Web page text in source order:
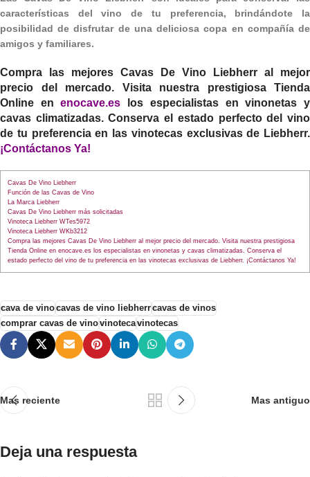
características del vino de tu preferencia, brindándote la
posibilidad de disfrutar de una deliciosa copa en compañía de
amigos y familiares.
Compra las mejores Cavas De Vino Liebherr al mejor
precio del mercado. Visita nuestra prestigiosa Tienda
Online enenocave.es los especialistas en vinonetas y
cavas climatizadas. Conserva el estado perfecto del vino
de tu preferencia en las vinotecas exclusivas de Liebherr.
¡Contáctanos Ya!
Cavas De Vino Liebherr
Función de las Cavas de Vino
La Marca Liebherr
Cavas De Vino Liebherr más solicitadas
Vinoteca Liebherr WTes5972
Vinoteca Liebherr WKb3212
Compra las mejores Cavas De Vino Liebherr al mejor precio del mercado. Visita nuestra prestigiosa
Tienda Online en enocave.es los especialistas en vinonetas y cavas climatizadas. Conserva el
estado perfecto del vino de tu preferencia en las vinotecas exclusivas de Liebherr. ¡Contáctanos Ya!
cava de vinocavas de vino liebherrcavas de vinos
comprar cavas de vinovinotecavinotecas
Mas reciente Mas antiguo
Deja una respuesta